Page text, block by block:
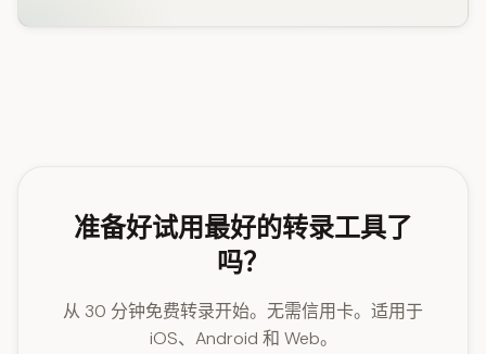
准备好试用最好的转录工具了
吗？
从 30 分钟免费转录开始。无需信用卡。适用于
iOS、Android 和 Web。